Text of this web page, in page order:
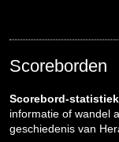
Scoreborden
Scorebord-statistiek
informatie of wandel
geschiedenis van